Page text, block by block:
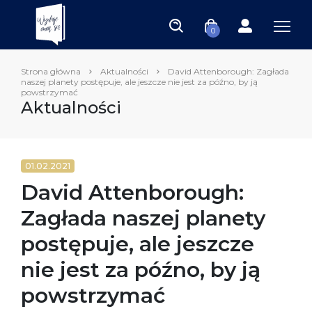
0
Strona główna Aktualności
David Attenborough: Zagłada
naszej planety postępuje, ale jeszcze nie jest za późno, by ją
powstrzymać
Aktualności
01.02.2021
David Attenborough:
Zagłada naszej planety
postępuje, ale jeszcze
nie jest za późno, by ją
powstrzymać